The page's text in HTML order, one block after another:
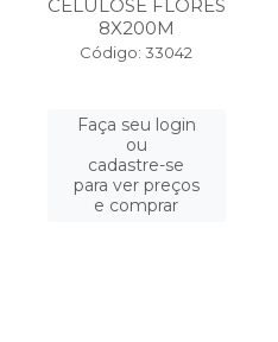
CELULOSE FLORES
8X200M
Código: 33042
Faça seu login
ou
cadastre-se
para ver preços
e comprar